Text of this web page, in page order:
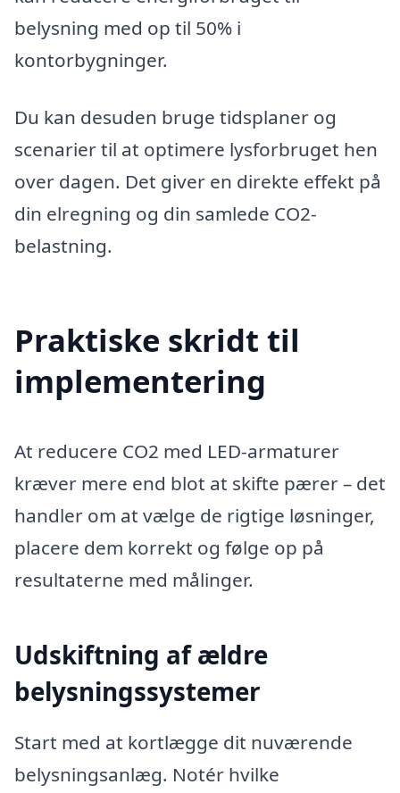
belysning med op til 50% i
kontorbygninger.
Du kan desuden bruge tidsplaner og
scenarier til at optimere lysforbruget hen
over dagen. Det giver en direkte effekt på
din elregning og din samlede CO2-
belastning.
Praktiske skridt til
implementering
At reducere CO2 med LED-armaturer
kræver mere end blot at skifte pærer – det
handler om at vælge de rigtige løsninger,
placere dem korrekt og følge op på
resultaterne med målinger.
Udskiftning af ældre
belysningssystemer
Start med at kortlægge dit nuværende
belysningsanlæg. Notér hvilke